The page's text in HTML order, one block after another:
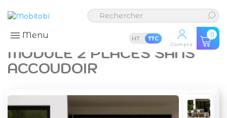
Menu HT TTC
Compte
0
MODULE 2 PLACES SANS
ACCOUDOIR